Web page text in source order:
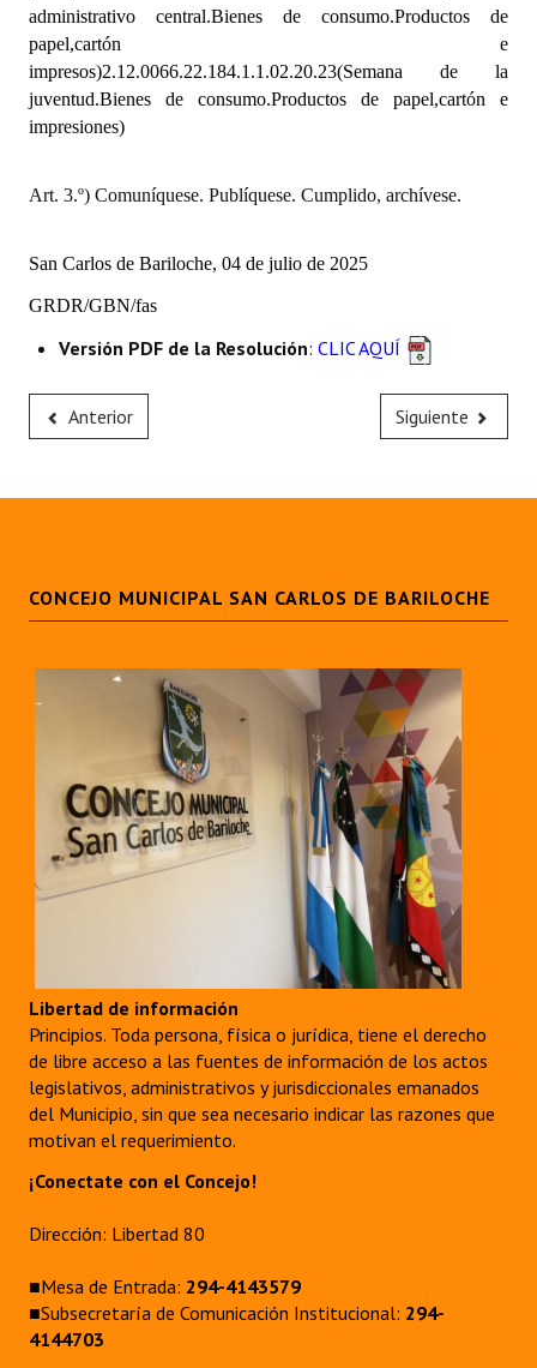
REFORMA DE LA CARTA ORGÁNICA
administrativo central.Bienes de consumo.Productos de
papel,cartón e
impresos)2.12.0066.22.184.1.1.02.20.23(Semana de la
juventud.Bienes de consumo.Productos de papel,cartón e
impresiones)
Art. 3.º) Comuníquese. Publíquese. Cumplido, archívese.
San Carlos de Bariloche, 04 de julio de 2025
GRDR/GBN/fas
Versión PDF de la Resolución: CLIC AQUÍ
Anterior Siguiente
CONCEJO MUNICIPAL SAN CARLOS DE BARILOCHE
Libertad de información
Principios. Toda persona, física o jurídica, tiene el derecho
de libre acceso a las fuentes de información de los actos
legislativos, administrativos y jurisdiccionales emanados
del Municipio, sin que sea necesario indicar las razones que
motivan el requerimiento.
¡Conectate con el Concejo!
Dirección: Libertad 80
■Mesa de Entrada: 294-4143579
■Subsecretaría de Comunicación Institucional: 294-
4144703